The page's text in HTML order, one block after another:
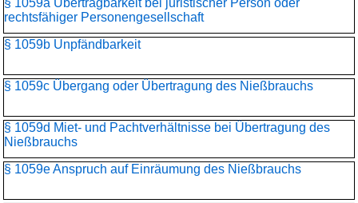
§ 1059a Übertragbarkeit bei juristischer Person oder
rechtsfähiger Personengesellschaft
§ 1059b Unpfändbarkeit
§ 1059c Übergang oder Übertragung des Nießbrauchs
§ 1059d Miet- und Pachtverhältnisse bei Übertragung des
Nießbrauchs
§ 1059e Anspruch auf Einräumung des Nießbrauchs